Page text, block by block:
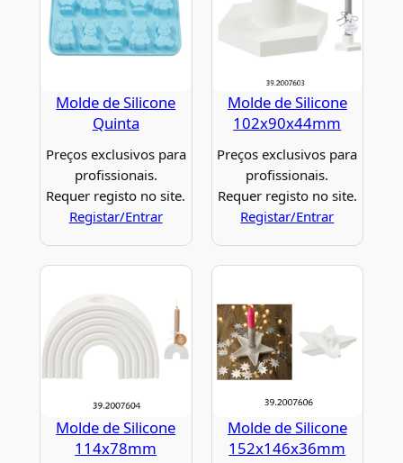
Molde de Silicone
Quinta
Preços exclusivos para
profissionais.
Requer registo no site.
Registar/Entrar
Molde de Silicone
102x90x44mm
Preços exclusivos para
profissionais.
Requer registo no site.
Registar/Entrar
Molde de Silicone
114x78mm
Molde de Silicone
152x146x36mm